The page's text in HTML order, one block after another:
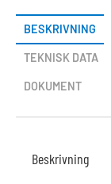
BESKRIVNING
TEKNISK DATA
DOKUMENT
Beskrivning